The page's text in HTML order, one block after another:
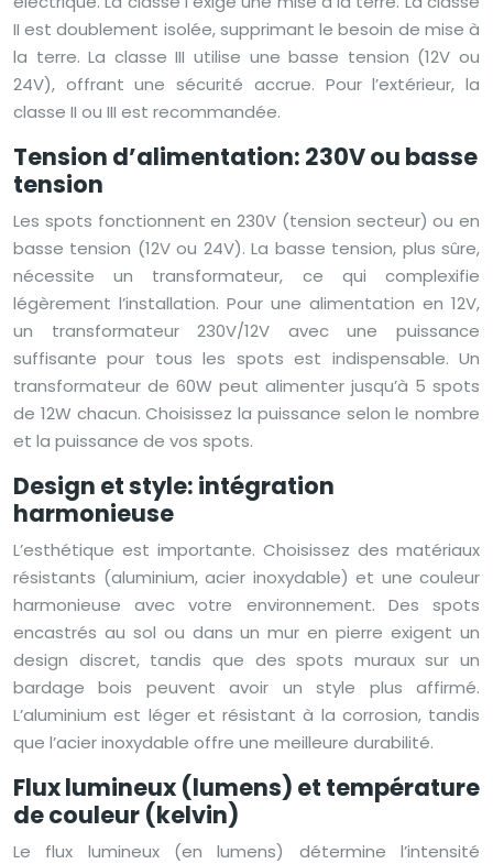
II est doublement isolée, supprimant le besoin de mise à
la terre. La classe III utilise une basse tension (12V ou
24V), offrant une sécurité accrue. Pour l’extérieur, la
classe II ou III est recommandée.
Tension d’alimentation: 230V ou basse
tension
Les spots fonctionnent en 230V (tension secteur) ou en
basse tension (12V ou 24V). La basse tension, plus sûre,
nécessite un transformateur, ce qui complexifie
légèrement l’installation. Pour une alimentation en 12V,
un transformateur 230V/12V avec une puissance
suffisante pour tous les spots est indispensable. Un
transformateur de 60W peut alimenter jusqu’à 5 spots
de 12W chacun. Choisissez la puissance selon le nombre
et la puissance de vos spots.
Design et style: intégration
harmonieuse
L’esthétique est importante. Choisissez des matériaux
résistants (aluminium, acier inoxydable) et une couleur
harmonieuse avec votre environnement. Des spots
encastrés au sol ou dans un mur en pierre exigent un
design discret, tandis que des spots muraux sur un
bardage bois peuvent avoir un style plus affirmé.
L’aluminium est léger et résistant à la corrosion, tandis
que l’acier inoxydable offre une meilleure durabilité.
Flux lumineux (lumens) et température
de couleur (kelvin)
Le flux lumineux (en lumens) détermine l’intensité